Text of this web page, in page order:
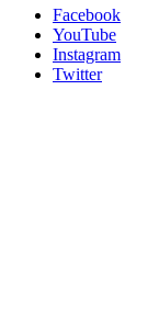
Facebook
YouTube
Instagram
Twitter